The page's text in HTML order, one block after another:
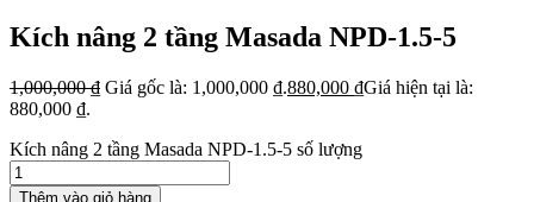
Kích nâng 2 tầng Masada NPD-1.5-5
1,000,000₫ Giá gốc là: 1,000,000 ₫.880,000 ₫Giá hiện tại là:
880,000 ₫.
Kích nâng 2 tầng Masada NPD-1.5-5 số lượng
Thêm vào giỏ hàng